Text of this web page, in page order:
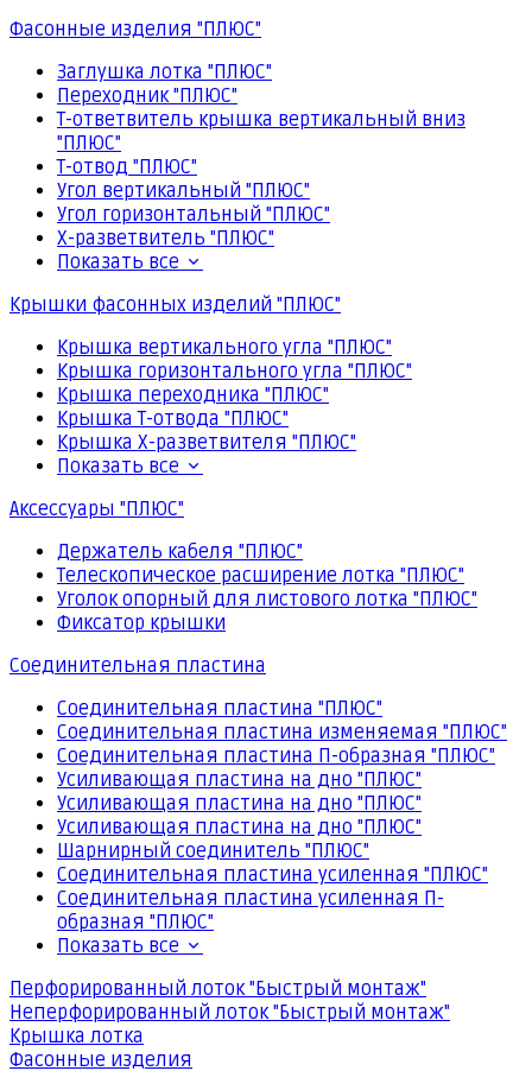
Фасонные изделия "ПЛЮС"
Заглушка лотка "ПЛЮС"
Переходник "ПЛЮС"
Т-ответвитель крышка вертикальный вниз
"ПЛЮС"
Т-отвод "ПЛЮС"
Угол вертикальный "ПЛЮС"
Угол горизонтальный "ПЛЮС"
Х-разветвитель "ПЛЮС"
Показать все
Крышки фасонных изделий "ПЛЮС"
Крышка вертикального угла "ПЛЮС"
Крышка горизонтального угла "ПЛЮС"
Крышка переходника "ПЛЮС"
Крышка Т-отвода "ПЛЮС"
Крышка Х-разветвителя "ПЛЮС"
Показать все
Аксессуары "ПЛЮС"
Держатель кабеля "ПЛЮС"
Телескопическое расширение лотка "ПЛЮС"
Уголок опорный для листового лотка "ПЛЮС"
Фиксатор крышки
Соединительная пластина
Соединительная пластина "ПЛЮС"
Соединительная пластина изменяемая "ПЛЮС"
Соединительная пластина П-образная "ПЛЮС"
Усиливающая пластина на дно "ПЛЮС"
Усиливающая пластина на дно "ПЛЮС"
Усиливающая пластина на дно "ПЛЮС"
Шарнирный соединитель "ПЛЮС"
Соединительная пластина усиленная "ПЛЮС"
Соединительная пластина усиленная П-
образная "ПЛЮС"
Показать все
Перфорированный лоток "Быстрый монтаж"
Неперфорированный лоток "Быстрый монтаж"
Крышка лотка
Фасонные изделия